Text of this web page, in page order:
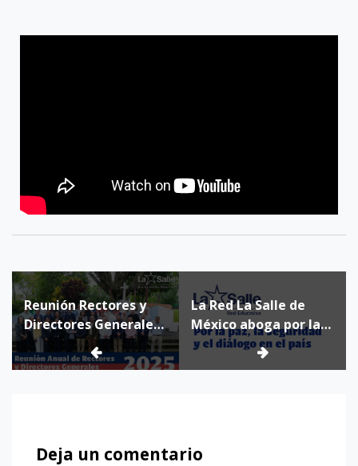
Reunión Rectores y
Directores Generales
– Octubre 2025
La Red La Salle de
México aboga por la
paz, la seguridad y el
diálogo en el país
Deja un comentario